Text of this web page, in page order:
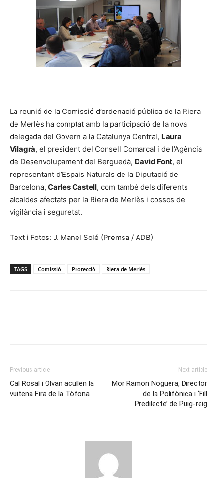
La reunió de la Comissió d’ordenació pública de la Riera
de Merlès ha comptat amb la participació de la nova
delegada del Govern a la Catalunya Central, Laura
Vilagrà, el president del Consell Comarcal i de l’Agència
de Desenvolupament del Berguedà, David Font, el
representant d’Espais Naturals de la Diputació de
Barcelona, Carles Castell, com també dels diferents
alcaldes afectats per la Riera de Merlès i cossos de
vigilància i seguretat.
Text i Fotos: J. Manel Solé (Premsa / ADB)
TAGS Comissió Protecció Riera de Merlès
Previous article
Cal Rosal i Olvan acullen la
vuitena Fira de la Tòfona
Next article
Mor Ramon Noguera, Director
de la Polifònica i ‘Fill
Predilecte’ de Puig-reig